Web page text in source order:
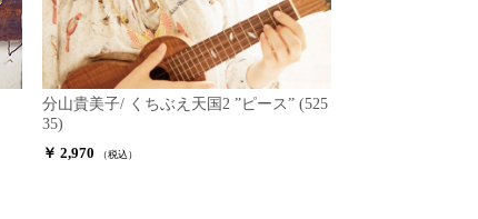
分山貴美子/ くちぶえ天国2 ”ピース” (525
35)
￥ 2,970
（税込）